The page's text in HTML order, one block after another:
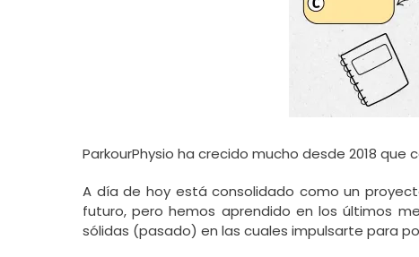
ParkourPhysio ha crecido mucho desde 2018
A día de hoy está consolidado como un
futuro, pero hemos aprendido en los últimos
sólidas (pasado) en las cuales impulsarte para